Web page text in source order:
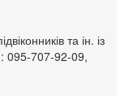
та ін. із
095-707-92-09,